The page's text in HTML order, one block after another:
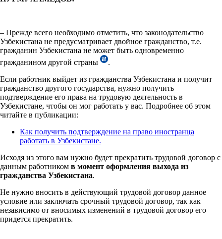
– Прежде всего необходимо отметить, что законодательство
Узбекистана не предусматривает двойное гражданство, т.е.
гражданин Узбекистана не может быть одновременно
гражданином другой страны
.
Если работник выйдет из гражданства Узбекистана и получит
гражданство другого государства, нужно получить
подтверждение его права на трудовую деятельность в
Узбекистане, чтобы он мог работать у вас. Подробнее об этом
читайте в публикации:
Как получить подтверждение на право иностранца
работать в Узбекистане.
Исходя из этого вам нужно будет прекратить трудовой договор с
данным работником в момент оформления выхода из
гражданства Узбекистана.
Не нужно вносить в действующий трудовой договор данное
условие или заключать срочный трудовой договор, так как
независимо от вносимых изменений в трудовой договор его
придется прекратить.